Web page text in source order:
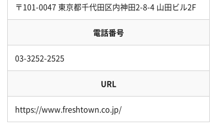
〒101-0047 東京都千代田区内神田2-8-4 山田ビル2F
電話番号
03-3252-2525
URL
https://www.freshtown.co.jp/